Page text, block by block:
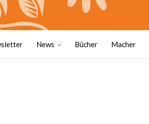
News Bücher Macher